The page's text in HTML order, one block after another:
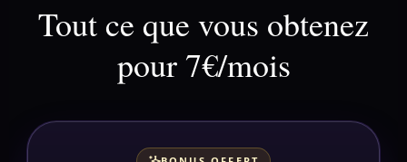
Tout ce que vous obtenez
pour 7€/mois